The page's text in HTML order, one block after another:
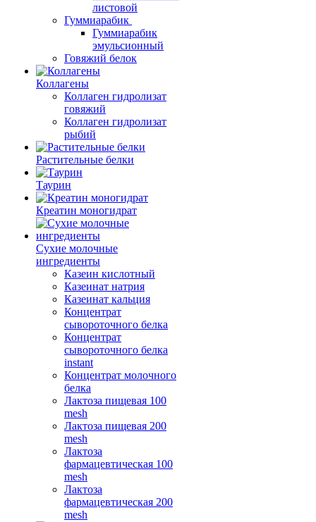
листовой
Гуммиарабик
Гуммиарабик
эмульсионный
Говяжий белок
Коллагены
Коллаген гидролизат
говяжий
Коллаген гидролизат
рыбий
Растительные белки
Таурин
Креатин моногидрат
Сухие молочные
ингредиенты
Казеин кислотный
Казеинат натрия
Казеинат кальция
Концентрат
сывороточного белка
Концентрат
сывороточного белка
instant
Концентрат молочного
белка
Лактоза пищевая 100
mesh
Лактоза пищевая 200
mesh
Лактоза
фармацевтическая 100
mesh
Лактоза
фармацевтическая 200
mesh